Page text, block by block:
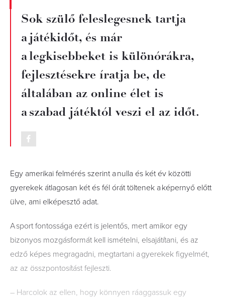
Sok szülő feleslegesnek tartja
a játékidőt, és már
a legkisebbeket is különórákra,
fejlesztésekre íratja be, de
általában az online élet is
a szabad játéktól veszi el az időt.
Egy amerikai felmérés szerint a nulla és két év közötti
gyerekek átlagosan két és fél órát töltenek a képernyő előtt
ülve, ami elképesztő adat.
A sport fontossága ezért is jelentős, mert amikor egy
bizonyos mozgásformát kell ismételni, elsajátítani, és az
edző képes megragadni, megtartani a gyerekek figyelmét,
az az összpontosítást fejleszti.
– Harcolok az ellen, hogy könnyen ráaggassuk egy